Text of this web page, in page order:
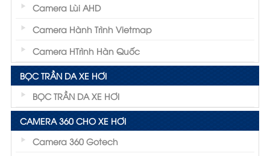
Camera Lùi AHD
Camera Hành Trình Vietmap
Camera HTrình Hàn Quốc
BỌC TRẦN DA XE HƠI
BỌC TRẦN DA XE HƠI
CAMERA 360 CHO XE HƠI
Camera 360 Gotech